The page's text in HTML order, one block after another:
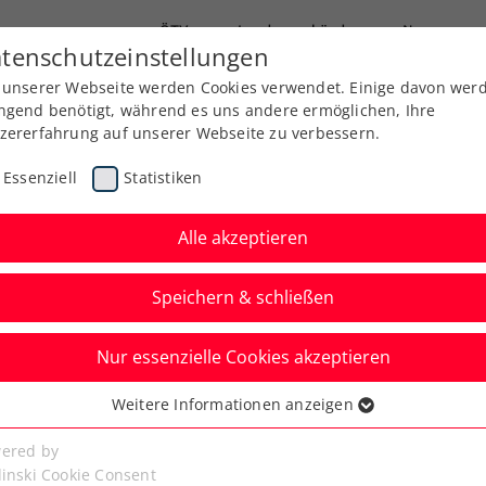
ÖTV Landesverbände News
Ausbildung Services Über uns
Aktuelle News
Webseite werden Cookies verwendet. Einige davon
benötigt, während es uns andere ermöglichen, Ihre
auf unserer Webseite zu verbessern.
Essenziell Statistiken
Alle akzeptieren
Speichern & schließen
Nur essenzielle Cookies akzeptieren
Cookies werden für grundlegende Funktionen der
benötigt. Dadurch ist gewährleistet, dass die Webseite
Weitere Informationen anzeigen
by
Cookie Consent